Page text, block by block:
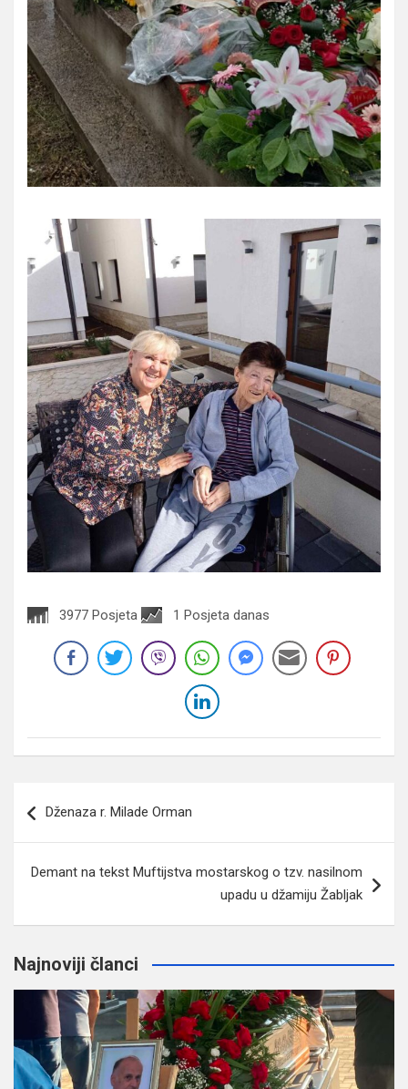
3977 Posjeta 1 Posjeta danas
članaka
Dženaza r. Milade Orman
Demant na tekst Muftijstva mostarskog o tzv. nasilnom
upadu u džamiju Žabljak
Najnoviji članci